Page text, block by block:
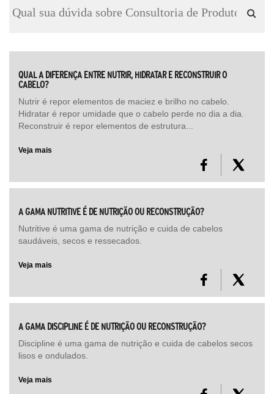
QUAL A DIFERENÇA ENTRE NUTRIR, HIDRATAR E RECONSTRUIR O
CABELO?
Nutrir é repor elementos de maciez e brilho no cabelo.
Hidratar é repor umidade que o cabelo perde no dia a dia.
Reconstruir é repor elementos de estrutura...
Veja mais
A GAMA NUTRITIVE É DE NUTRIÇÃO OU RECONSTRUÇÃO?
Nutritive é uma gama de nutrição e cuida de cabelos
saudáveis, secos e ressecados.
Veja mais
A GAMA DISCIPLINE É DE NUTRIÇÃO OU RECONSTRUÇÃO?
Discipline é uma gama de nutrição e cuida de cabelos secos
lisos e ondulados.
Veja mais